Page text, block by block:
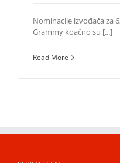
Nominacije izvođača za
Grammy koačno su [...]
Read More